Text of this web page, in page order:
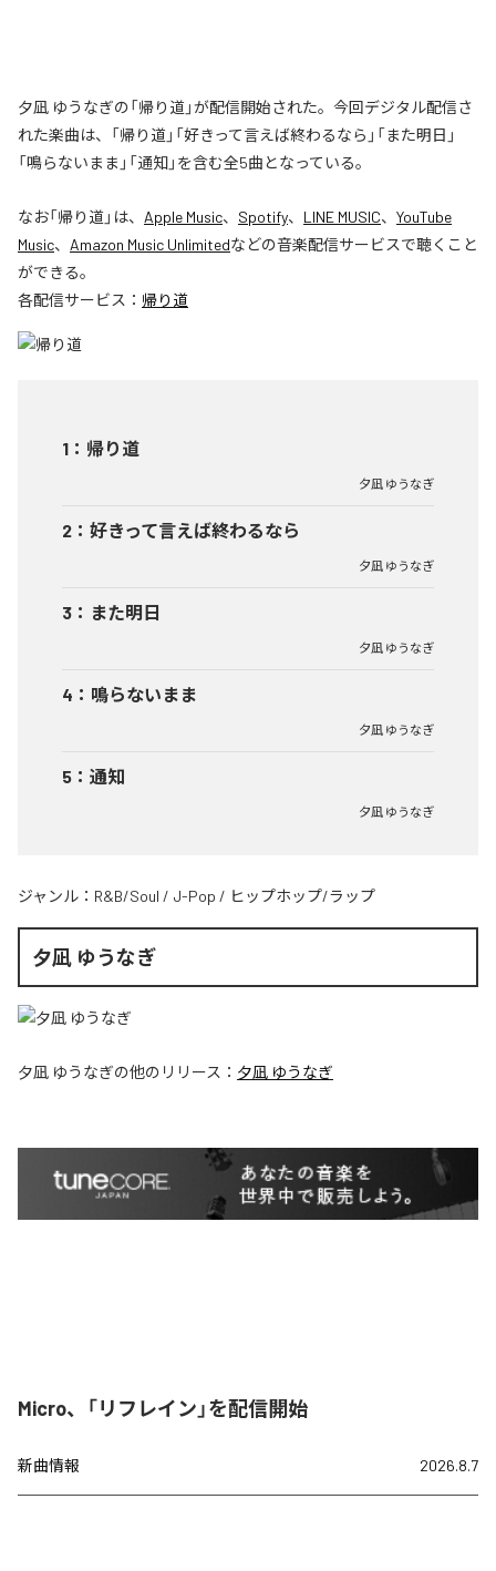
夕凪 ゆうなぎの「帰り道」が配信開始された。今回デジタル配信さ
れた楽曲は、「帰り道」「好きって言えば終わるなら」「また明日」
「鳴らないまま」「通知」を含む全5曲となっている。
なお「帰り道」は、 Apple Music、 Spotify、 LINE MUSIC、 YouTube
Music、 Amazon Music Unlimitedなどの音楽配信サービスで聴くこと
ができる。
各配信サービス： 帰り道
1 ： 帰り道
夕凪 ゆうなぎ
2 ： 好きって言えば終わるなら
夕凪 ゆうなぎ
3 ： また明日
夕凪 ゆうなぎ
4 ： 鳴らないまま
夕凪 ゆうなぎ
5 ： 通知
夕凪 ゆうなぎ
ジャンル： R&B/Soul / J-Pop / ヒップホップ/ラップ
夕凪 ゆうなぎ
夕凪 ゆうなぎの他のリリース： 夕凪 ゆうなぎ
Micro、「リフレイン」を配信開始
新曲情報 2026.8.7